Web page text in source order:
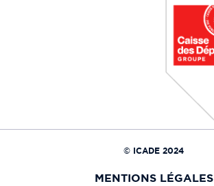
© ICADE 2024
MENTIONS LÉGALES